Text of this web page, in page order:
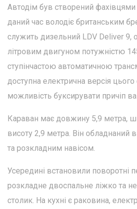
Автодім був створений
даний час володіє британським
служить дизельний LDV Deliver 9,
літровим двигуном потужністю
ступінчастою автоматичною
доступна електрична версія
можливість буксирувати причіп
Караван має довжину 5,9 метра,
висоту 2,9 метра. Він обладнаний
та розкладним навісом.
Усередині встановили поворотні
розкладне двоспальне ліжко та
столик. На кухні є раковина,